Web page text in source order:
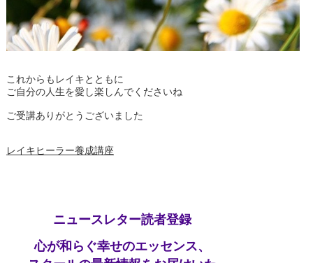
これからもレイキとともに
ご自分の人生を愛し楽しんでくださいね
ご受講ありがとうございました
レイキヒーラー養成講座
ニュースレター読者登録
心が和らぐ幸せのエッセンス、